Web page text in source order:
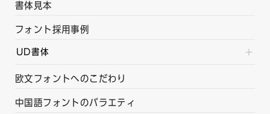
書体見本
フォント採用事例
UD書体
欧文フォントへのこだわり
中国語フォントのバラエティ